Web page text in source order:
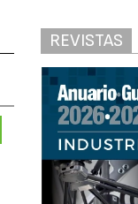
REVISTAS